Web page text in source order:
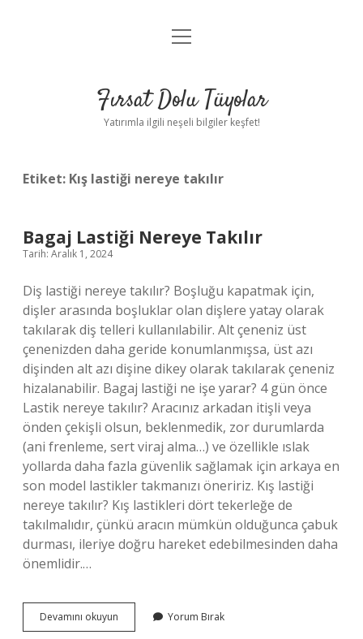
Gizlilik Politikası
Yasal Uyarı
menüyü
Fırsat Dolu Tüyolar
Yatırımla ilgili neşeli bilgiler keşfet!
Etiket: Kış lastiği nereye takılır
Bagaj Lastiği Nereye Takılır
Tarih: Aralık 1, 2024
Diş lastiği nereye takılır? Boşluğu kapatmak için,
dişler arasında boşluklar olan dişlere yatay olarak
takılarak diş telleri kullanılabilir. Alt çeneniz üst
çenenizden daha geride konumlanmışsa, üst azı
dişinden alt azı dişine dikey olarak takılarak çeneniz
hizalanabilir. Bagaj lastiği ne işe yarar? 4 gün önce
Lastik nereye takılır? Aracınız arkadan itişli veya
önden çekişli olsun, beklenmedik, zor durumlarda
(ani frenleme, sert viraj alma…) ve özellikle ıslak
yollarda daha fazla güvenlik sağlamak için arkaya en
son model lastikler takmanızı öneririz. Kış lastiği
nereye takılır? Kış lastikleri dört tekerleğe de
takılmalıdır, çünkü aracın mümkün olduğunca çabuk
durması, ileriye doğru hareket edebilmesinden daha
önemlidir.…
Devamını okuyun
Lastiği
Yorum Bırak